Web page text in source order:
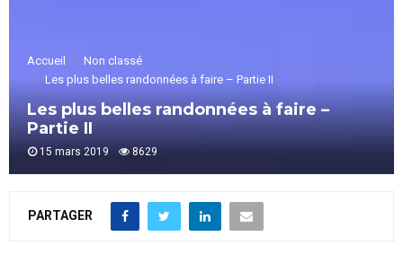
Accueil
Non classé
Les plus belles randonnées à faire – Partie II
Les plus belles randonnées à faire –
Partie II
15 mars 2019 8629
PARTAGER